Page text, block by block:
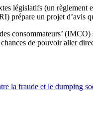
législatifs (un règlement
prépare un projet d’avis
consommateurs’
de pouvoir aller
la fraude et le dumping